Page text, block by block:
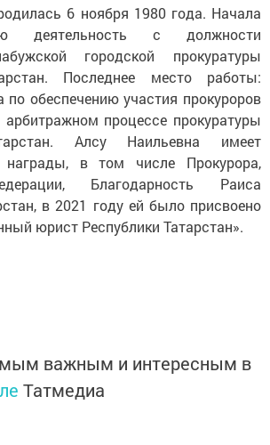
6 ноября 1980 года. Начала
деятельность с должности
городской прокуратуры
Последнее место работы:
по обеспечению участия прокуроров
процессе прокуратуры
Алсу Наильевна имеет
награды, в том числе Прокурора,
Благодарность Раиса
в 2021 году ей было присвоено
юрист Республики Татарстан».
важным и интересным в
Татмедиа